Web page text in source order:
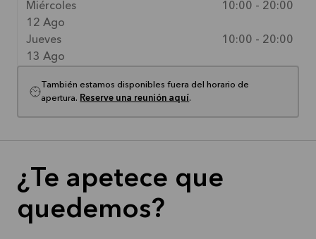
Miércoles
12 Ago
10:00 - 20:00
Jueves
13 Ago
10:00 - 20:00
También estamos disponibles fuera del horario de
apertura. Reserve una reunión aquí.
¿Te apetece que
quedemos?